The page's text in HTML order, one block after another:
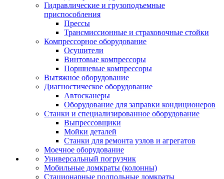
Гидравлические и грузоподъемные
приспособления
Прессы
Трансмиссионные и страховочные стойки
Компрессорное оборудование
Осушители
Винтовые компрессоры
Поршневые компрессоры
Вытяжное оборудование
Диагностическое оборудование
Автосканеры
Оборудование для заправки кондиционеров
Станки и специализированное оборудование
Выпрессовщики
Мойки деталей
Станки для ремонта узлов и агрегатов
Моечное оборудование
Универсальный погрузчик
Мобильные домкраты (колонны)
Стационарные подпольные домкраты